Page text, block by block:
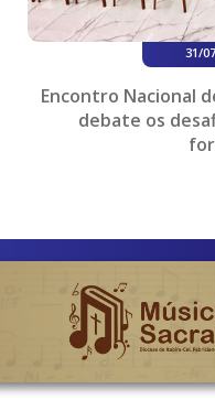
31/
Encontro Nacional
debate os